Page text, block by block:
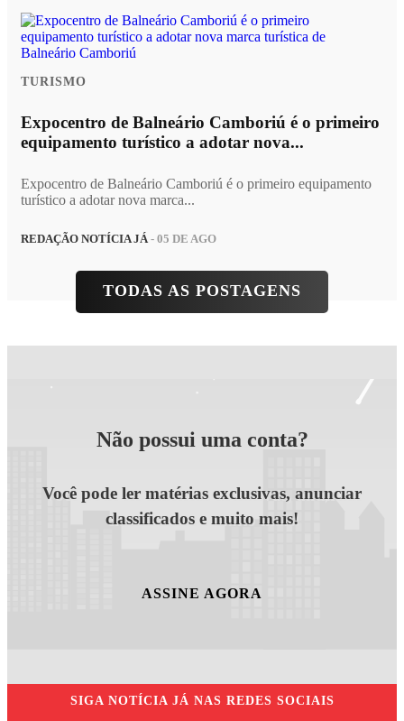
TURISMO
Expocentro de Balneário Camboriú é o primeiro
equipamento turístico a adotar nova...
Expocentro de Balneário Camboriú é o primeiro equipamento
turístico a adotar nova marca...
REDAÇÃO NOTÍCIA JÁ- 05 DE AGO
TODAS AS POSTAGENS
Não possui uma conta?
Você pode ler matérias exclusivas, anunciar
classificados e muito mais!
ASSINE AGORA
SIGA NOTÍCIA JÁ NAS REDES SOCIAIS